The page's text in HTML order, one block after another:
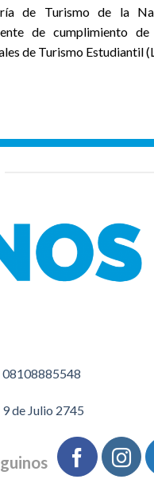
de Turismo de la
de cumplimiento
de Turismo Estudiantil
08108885548
9 de Julio 2745